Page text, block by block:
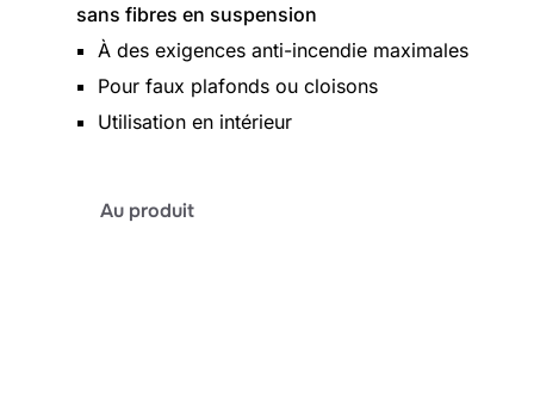
sans fibres en suspension
À des exigences anti-incendie maximales
Pour faux plafonds ou cloisons
Utilisation en intérieur
Au produit: